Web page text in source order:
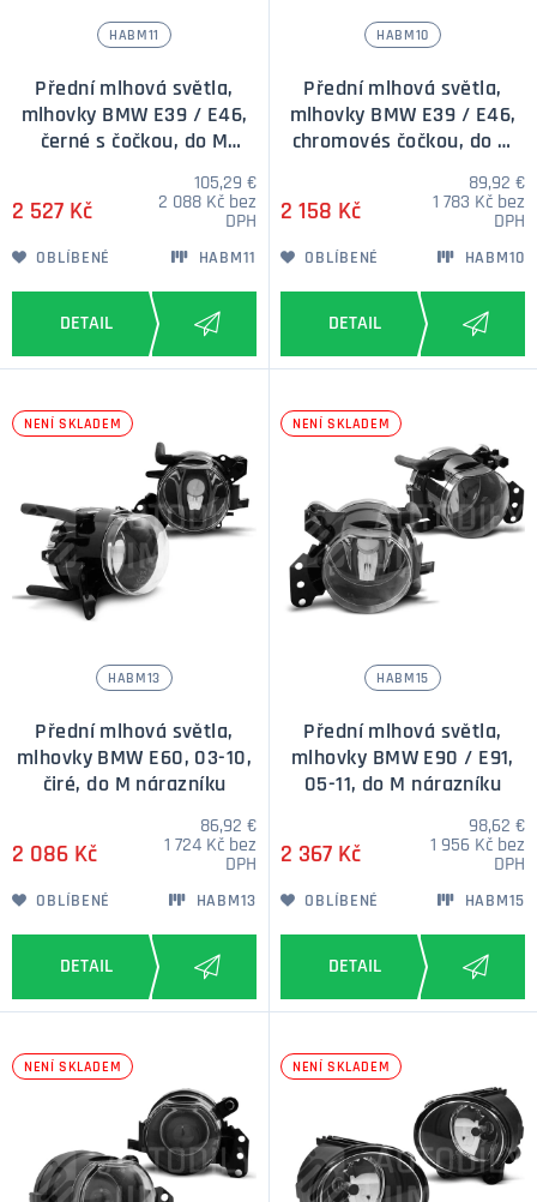
HABM11
Přední mlhová světla,
mlhovky BMW E39 / E46,
černé s čočkou, do M
2 527 Kč
105,29 €
2 088 Kč bez
DPH
OBLÍBENÉ HABM11
HABM10
Přední mlhová světla,
mlhovky BMW E39 / E46,
chromovés čočkou, do M
2 158 Kč
89,92 €
1 783 Kč bez
DPH
OBLÍBENÉ HABM10
NENÍ SKLADEM
HABM13
Přední mlhová světla,
mlhovky BMW E60, 03-10,
čiré, do M nárazníku
2 086 Kč
86,92 €
1 724 Kč bez
DPH
OBLÍBENÉ HABM13
NENÍ SKLADEM
HABM15
Přední mlhová světla,
mlhovky BMW E90 / E91,
05-11, do M nárazníku
2 367 Kč
98,62 €
1 956 Kč bez
DPH
OBLÍBENÉ HABM15
NENÍ SKLADEM NENÍ SKLADEM